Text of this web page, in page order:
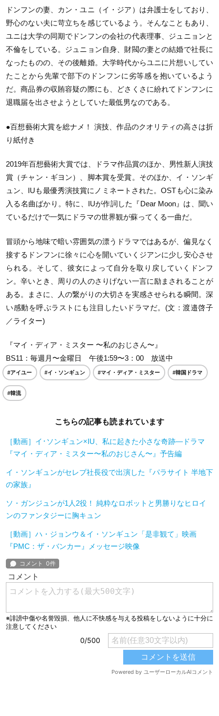
ドンフンの妻、カン・ユニ（イ・ジア）は弁護士をしており、
野心のない夫に苛立ちを感じているよう。そんなこともあり、
ユニは大学の同期でドンフンの会社の代表理事、ジュニョンと
不倫をしている。ジュニョン自身、財閥の妻との結婚で社長に
なったものの、その後離婚。大学時代からユニに片想いしてい
たことから先輩で部下のドンフンに劣等感を抱いているよう
だ。商品券の収賄容疑の際にも、どさくさに紛れてドンフンに
退職届を出させようとしていた最低男なのである。
●百想藝術大賞を総ナメ！ 演技、作品のクオリティの高さは折
り紙付き
2019年百想藝術大賞では、ドラマ作品賞のほか、男性新人演技
賞（チャン・ギヨン）、脚本賞を受賞。そのほか、イ・ソンギ
ュン、IUも最優秀演技賞にノミネートされた。OSTも心に染み
入る名曲ばかり。特に、IUが作詞した『Dear Moon』は、聞い
ているだけで一気にドラマの世界観が蘇ってくる一曲だ。
冒頭から地味で暗い雰囲気の漂うドラマではあるが、偏見なく
接するドンフンに徐々に心を開いていくジアンに少し安心させ
られる。そして、彼女によって自分を取り戻していくドンフ
ン。辛いとき、周りの人のさりげない一言に励まされることが
ある。まさに、人の繋がりの大切さを実感させられる瞬間。深
い感動を呼ぶラストにも注目したいドラマだ。(文：渡邉啓子
／ライター)
『マイ・ディア・ミスター 〜私のおじさん〜』
BS11：毎週月〜金曜日 午後1:59〜3：00 放送中
#アイユー #イ・ソンギュン #マイ・ディア・ミスター #韓国ドラマ
#韓流
こちらの記事も読まれています
［動画］イ･ソンギュン×IU、私に起きた小さな奇跡―ドラマ
『マイ・ディア・ミスター〜私のおじさん〜』予告編
イ・ソンギュンがセレブ社長役で出演した『パラサイト 半地下
の家族』
ソ・ガンジュンが1人2役！ 純粋なロボットと男勝りなヒロイ
ンのファンタジーに胸キュン
［動画］ハ・ジョンウ＆イ・ソンギュン「是非観て」映画
『PMC：ザ・バンカー』メッセージ映像